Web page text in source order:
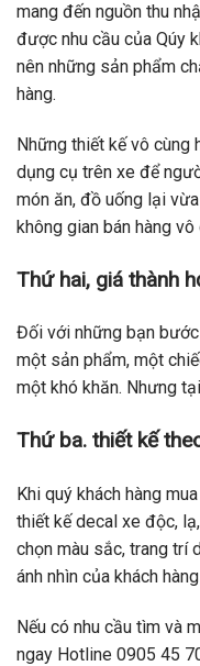
mang đến nguồn thu
được nhu cầu của Qúy
nên những sản phẩm
hàng.
Những thiết kế vô cùng
dụng cụ trên xe để
món ăn, đồ uống lại
không gian bán hàng
Thứ hai, giá thành
Đối với những bạn
một sản phẩm, một
một khó khăn. Nhưng
Thứ ba. thiết kế
Khi quý khách hàng
thiết kế decal xe độc,
chọn màu sắc, trang trí
ánh nhìn của khách
Nếu có nhu cầu tìm và
ngay Hotline 0905 45